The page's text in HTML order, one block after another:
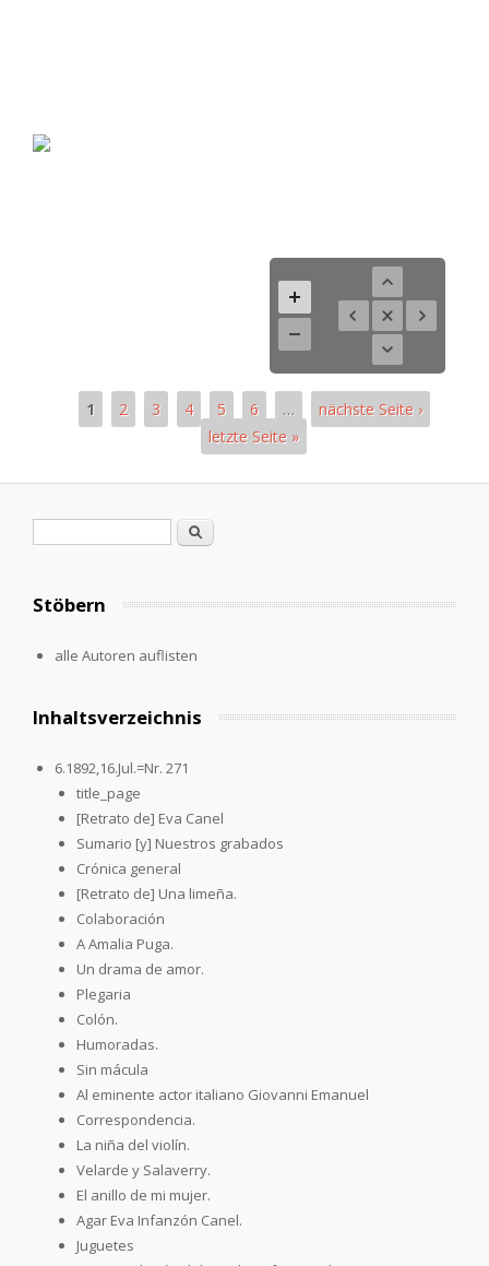
1 2 3 4 5 6 …
nächste Seite ›
letzte Seite »
Search
Stöbern
alle Autoren auflisten
Inhaltsverzeichnis
6.1892,16.Jul.=Nr. 271
title_page
[Retrato de] Eva Canel
Sumario [y] Nuestros grabados
Crónica general
[Retrato de] Una limeña.
Colaboración
A Amalia Puga.
Un drama de amor.
Plegaria
Colón.
Humoradas.
Sin mácula
Al eminente actor italiano Giovanni Emanuel
Correspondencia.
La niña del violín.
Velarde y Salaverry.
El anillo de mi mujer.
Agar Eva Infanzón Canel.
Juguetes